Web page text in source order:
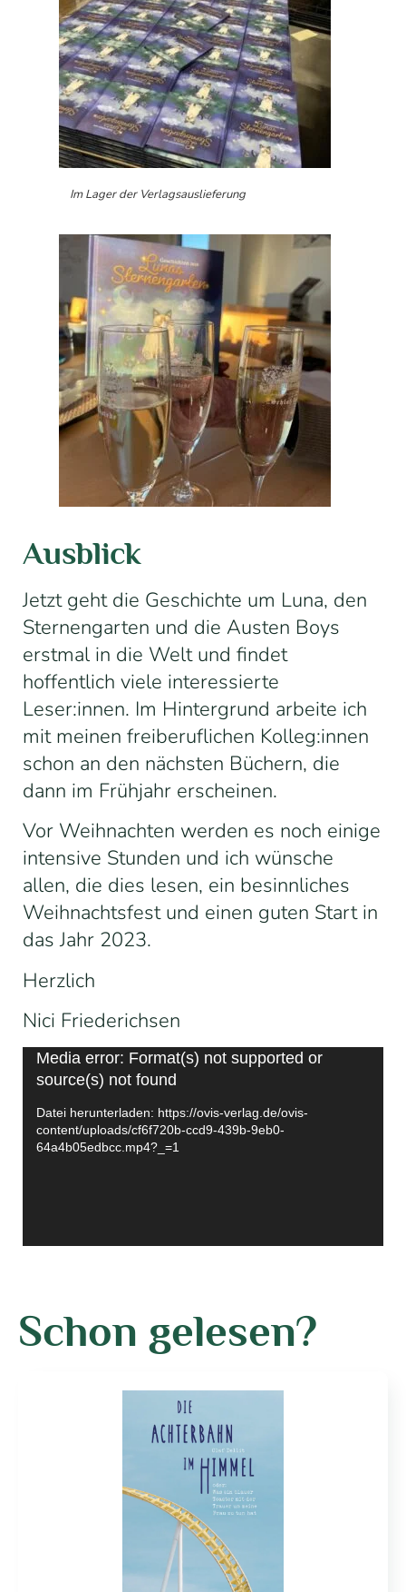
Im Lager der Verlagsauslieferung
Ausblick
Jetzt geht die Geschichte um Luna, den
Sternengarten und die Austen Boys
erstmal in die Welt und findet
hoffentlich viele interessierte
Leser:innen. Im Hintergrund arbeite ich
mit meinen freiberuflichen Kolleg:innen
schon an den nächsten Büchern, die
dann im Frühjahr erscheinen.
Vor Weihnachten werden es noch einige
intensive Stunden und ich wünsche
allen, die dies lesen, ein besinnliches
Weihnachtsfest und einen guten Start in
das Jahr 2023.
Herzlich
Nici Friederichsen
Video-
Player
Media error: Format(s) not supported or
source(s) not found
Datei herunterladen: https://ovis-verlag.de/ovis-
content/uploads/cf6f720b-ccd9-439b-9eb0-
64a4b05edbcc.mp4?_=1
Schon gelesen?